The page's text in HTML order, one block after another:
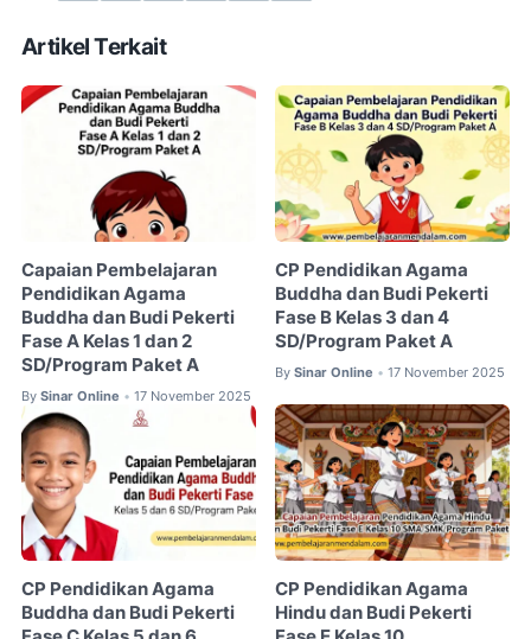
Artikel Terkait
Capaian Pembelajaran
Pendidikan Agama
Buddha dan Budi Pekerti
Fase A Kelas 1 dan 2
SD/Program Paket A
By Sinar Online • 17 November 2025
CP Pendidikan Agama
Buddha dan Budi Pekerti
Fase B Kelas 3 dan 4
SD/Program Paket A
By Sinar Online • 17 November 2025
CP Pendidikan Agama
Buddha dan Budi Pekerti
CP Pendidikan Agama
Hindu dan Budi Pekerti